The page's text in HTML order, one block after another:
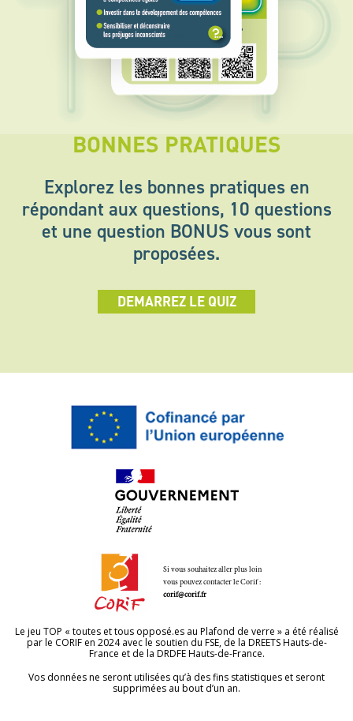
BONNES PRATIQUES
Explorez les bonnes pratiques en
répondant aux questions, 10 questions
et une question BONUS vous sont
proposées.
DEMARREZ LE QUIZ
Si vous souhaitez aller plus loin
vous pouvez contacter le Corif :
corif@corif.fr
Le jeu TOP « toutes et tous opposé.es au Plafond de verre » a été réalisé
par le CORIF en 2024 avec le soutien du FSE, de la DREETS Hauts-de-
France et de la DRDFE Hauts-de-France.
Vos données ne seront utilisées qu’à des fins statistiques et seront
supprimées au bout d’un an.